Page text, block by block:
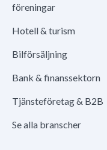
föreningar
Hotell & turism
Bilförsäljning
Bank & finanssektorn
Tjänsteföretag & B2B
Se alla branscher